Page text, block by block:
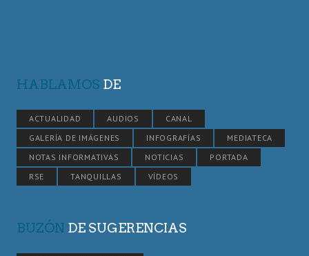
HABLAMOS DE
ACTUALIDAD AUDIOS
CANAL
GALERÍA DE IMÁGENES
INFOGRAFÍAS
MEDIATECA
NOTAS INFORMATIVAS
NOTICIAS
PORTADA
RSE
TANQUILLAS VÍDEOS
BUZÓN DE SUGERENCIAS